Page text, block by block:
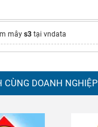
mây s3 tại vndata
CÙNG DOANH NGHIỆP